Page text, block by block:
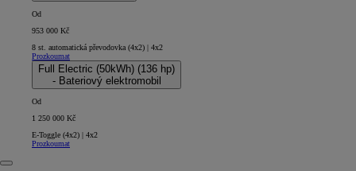
Od
953 000 Kč
8 st. automatická převodovka (4x2) | 4x2
Prozkoumat
Full Electric (50kWh) (136 hp)
- Bateriový elektromobil
Od
1 250 000 Kč
E-Toggle (4x2) | 4x2
Prozkoumat